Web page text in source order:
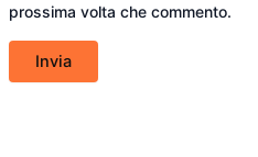
prossima volta che commento.